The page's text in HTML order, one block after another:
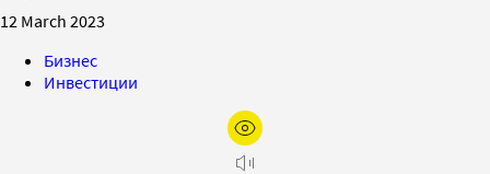
12 March 2023
Бизнес
Инвестиции